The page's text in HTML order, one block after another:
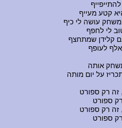
להתייפייף
קטע מעייף
עושה לי כיף
לי לחפף
קלידן שמתחצף
לעופף
אותה
על יום מותה
זה רק ספורט
ספורט
זה רק ספורט
ספורט